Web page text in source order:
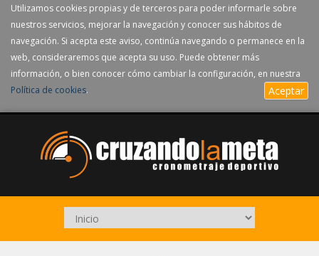
Utilizamos cookies propias y de terceros para poder informarle sobre
nuestros servicios, mejorar la navegación y conocer sus hábitos de
navegación. Si acepta este aviso, continúa navegando o permanece en la
web, consideraremos que acepta su uso. Puede obtener más
información, o bien conocer cómo cambiar la configuración, en nuestra
Política de cookies. Aceptar